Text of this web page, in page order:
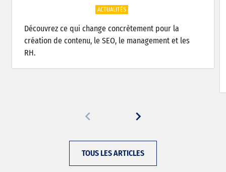
ACTUALITÉS
Découvrez ce qui change concrètement pour la
création de contenu, le SEO, le management et les
RH.
TOUS LES ARTICLES